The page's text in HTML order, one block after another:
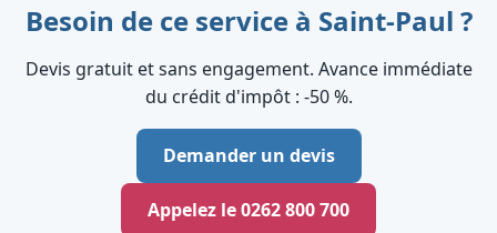
Besoin de ce service à Saint-Paul ?
Devis gratuit et sans engagement. Avance immédiate
du crédit d'impôt : ‑50 %.
Demander un devis
Appelez le 0262 800 700